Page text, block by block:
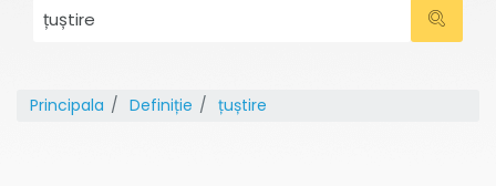
Principala Definiție țuștire